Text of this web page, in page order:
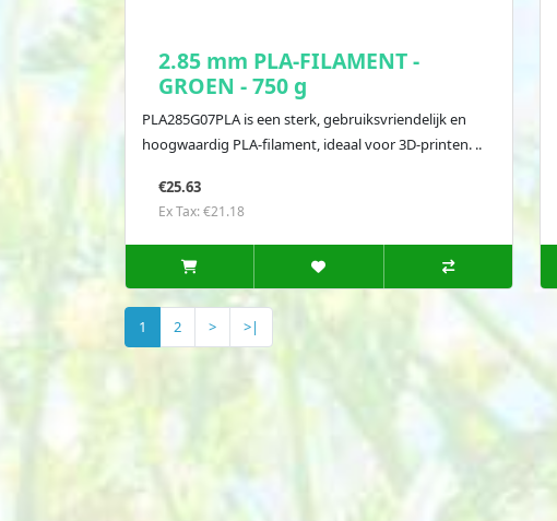
2.85 mm PLA-FILAMENT -
GROEN - 750 g
PLA285G07PLA is een sterk, gebruiksvriendelijk en
hoogwaardig PLA-filament, ideaal voor 3D-printen. ..
€25.63
Ex Tax: €21.18
1 2 > >|